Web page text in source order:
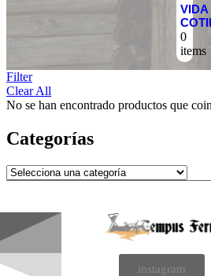
VIDA
0
items
Filter
Clear All
No se han encontrado productos que
Categorías
instagram